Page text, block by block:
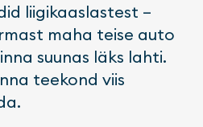
liigikaaslastest –
maha teise auto
suunas läks lahti.
teekond viis